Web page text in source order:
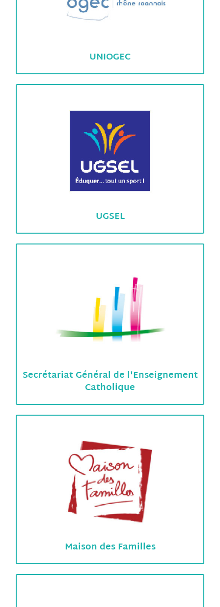
UNIOGEC
UGSEL
Secrétariat Général de l'Enseignement
Catholique
Maison des Familles